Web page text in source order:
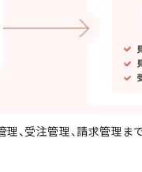
、受注管理、請求管理ま